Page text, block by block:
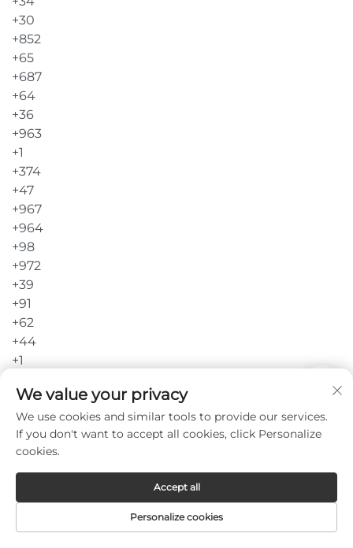
We value your privacy
We use cookies and similar tools to provide our services.
If you don't want to accept all cookies, click Personalize
cookies.
Personalize cookies
Accept all